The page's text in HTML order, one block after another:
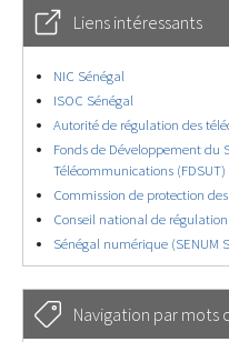
Liens intéressants
NIC Sénégal
ISOC Sénégal
Autorité de régulation des
Fonds de Développement du
Télécommunications (FDSUT)
Commission de protection
Conseil national de régulation
Sénégal numérique (SENUM
Navigation par mots